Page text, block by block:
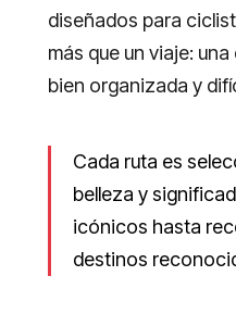
diseñados para
más que un viaje:
bien organizada y
Cada ruta es
belleza y
icónicos hasta
destinos